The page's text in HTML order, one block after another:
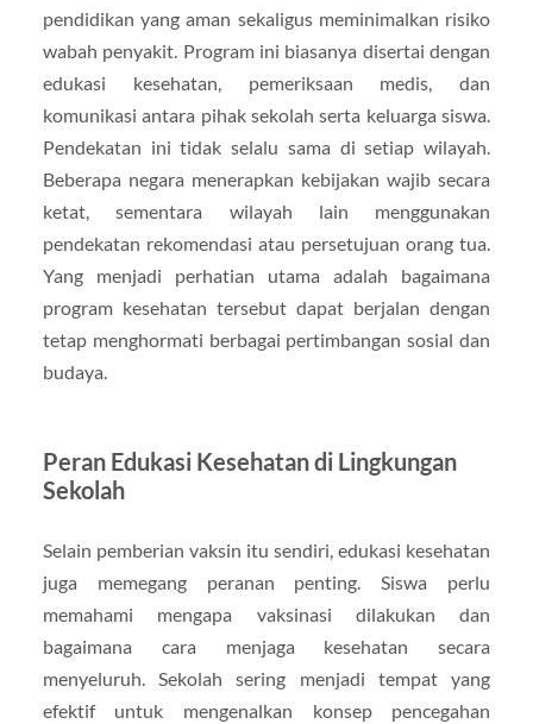
pendidikan yang aman sekaligus meminimalkan risiko
wabah penyakit. Program ini biasanya disertai dengan
edukasi kesehatan, pemeriksaan medis, dan
komunikasi antara pihak sekolah serta keluarga siswa.
Pendekatan ini tidak selalu sama di setiap wilayah.
Beberapa negara menerapkan kebijakan wajib secara
ketat, sementara wilayah lain menggunakan
pendekatan rekomendasi atau persetujuan orang tua.
Yang menjadi perhatian utama adalah bagaimana
program kesehatan tersebut dapat berjalan dengan
tetap menghormati berbagai pertimbangan sosial dan
budaya.
Peran Edukasi Kesehatan di Lingkungan
Sekolah
Selain pemberian vaksin itu sendiri, edukasi kesehatan
juga memegang peranan penting. Siswa perlu
memahami mengapa vaksinasi dilakukan dan
bagaimana cara menjaga kesehatan secara
menyeluruh. Sekolah sering menjadi tempat yang
efektif untuk mengenalkan konsep pencegahan